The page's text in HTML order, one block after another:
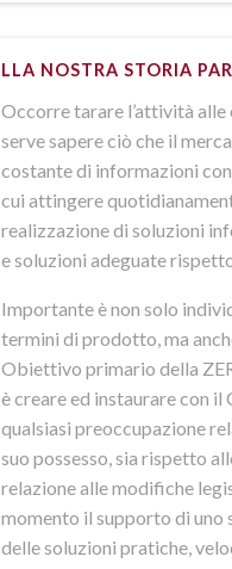
LLA NOSTRA STORIA
Occorre tarare l’attività
serve sapere ciò che il
costante di informazioni
cui attingere
realizzazione di soluzioni
e soluzioni adeguate
Importante è non solo
termini di prodotto, ma
Obiettivo primario della
è creare ed instaurare con
qualsiasi preoccupazione
suo possesso, sia rispetto
relazione alle modifiche
momento il supporto di
delle soluzioni pratiche,